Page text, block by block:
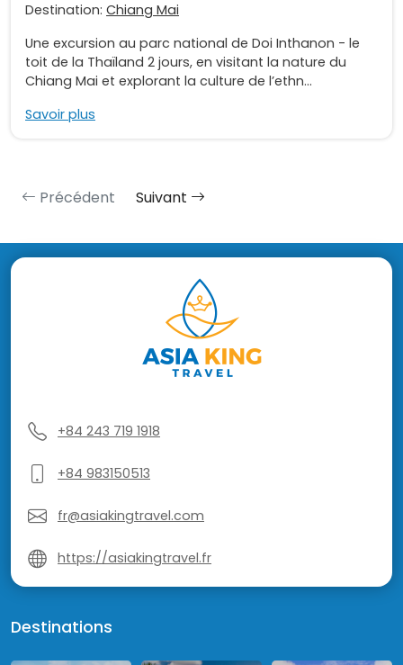
Destination: Chiang Mai
Une excursion au parc national de Doi Inthanon - le
toit de la Thaïland 2 jours, en visitant la nature du
Chiang Mai et explorant la culture de l’ethn...
Savoir plus
Précédent Suivant
+84 243 719 1918
+84 983150513
fr@asiakingtravel.com
https://asiakingtravel.fr
Destinations